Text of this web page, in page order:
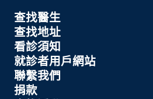
查找醫生
查找地址
看診須知
就診者用戶網站
聯繫我們
捐款